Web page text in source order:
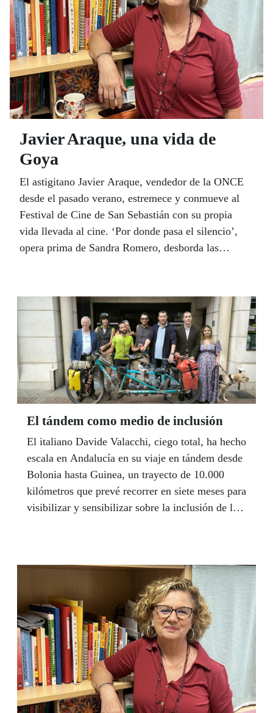
Javier Araque, una vida de
Goya
El astigitano Javier Araque, vendedor de la ONCE
desde el pasado verano, estremece y conmueve al
Festival de Cine de San Sebastián con su propia
vida llevada al cine. ‘Por donde pasa el silencio’,
opera prima de Sandra Romero, desborda las
protagonistas. La fuerza desgarradora de su
interpretación desnuda en un primer plano, en
crudo, la realidad cotidiana de una discapacidad
más. El estreno en la cartelera, el próximo 29 de
noviembre. Antes pasará por la alfombra roja del
Festival de Cine Europeo de Sevilla.
El tándem como medio de inclusión
El italiano Davide Valacchi, ciego total, ha hecho
escala en Andalucía en su viaje en tándem desde
Bolonia hasta Guinea, un trayecto de 10.000
kilómetros que prevé recorrer en siete meses para
visibilizar y sensibilizar sobre la inclusión de las
a la sociedad sobre la realidad de las personas